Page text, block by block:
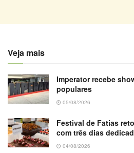
Veja mais
Imperator recebe
populares
05/08/2026
Festival de Fatias
com três dias
04/08/2026